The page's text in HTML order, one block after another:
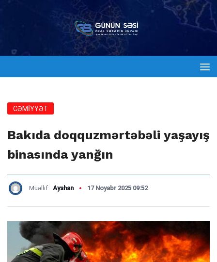
CƏMİYYƏT
Bakıda doqquzmərtəbəli yaşayış
binasında yanğın
Müəllif: Ayshan 17 Noyabr 2025 09:52